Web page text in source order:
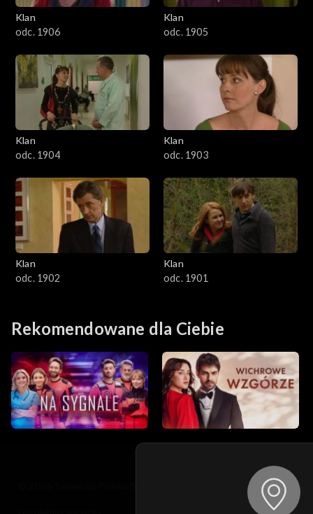
Klan
odc. 1906
Klan
odc. 1905
Klan
odc. 1904
Klan
odc. 1903
Klan
odc. 1902
Klan
odc. 1901
Rekomendowane dla Ciebie